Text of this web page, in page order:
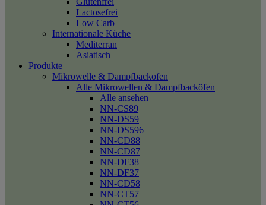
Lactosefrei
Low Carb
Internationale Küche
Mediterran
Asiatisch
Produkte
Mikrowelle & Dampfbackofen
Alle Mikrowellen & Dampfbacköfen
Alle ansehen
NN-CS89
NN-DS59
NN-DS596
NN-CD88
NN-CD87
NN-DF38
NN-DF37
NN-CD58
NN-CT57